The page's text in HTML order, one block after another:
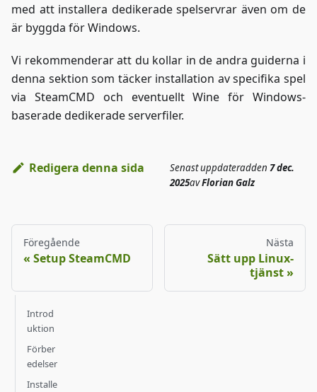
med att installera dedikerade spelservrar även om de
är byggda för Windows.
Vi rekommenderar att du kollar in de andra guiderna i
denna sektion som täcker installation av specifika spel
via SteamCMD och eventuellt Wine för Windows-
baserade dedikerade serverfiler.
Redigera denna sida Senast uppdateradden 7 dec.
2025avFlorian Galz
Föregående
Setup SteamCMD
Nästa
Sätt upp Linux-
tjänst
Introd
uktion
Förber
edelser
Installe